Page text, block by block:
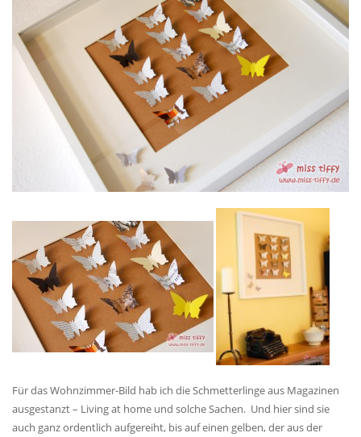
Für das Wohnzimmer-Bild hab ich die Schmetterlinge aus Magazinen
ausgestanzt – Living at home und solche Sachen. Und hier sind sie
auch ganz ordentlich aufgereiht, bis auf einen gelben, der aus der